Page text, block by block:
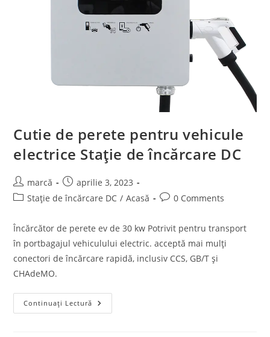
Cutie de perete pentru vehicule
electrice Stație de încărcare DC
marcă
aprilie 3, 2023
Stație de încărcare DC / Acasă 0 Comments
Încărcător de perete ev de 30 kw Potrivit pentru transport
în portbagajul vehiculului electric. acceptă mai mulți
conectori de încărcare rapidă, inclusiv CCS, GB/T și
CHAdeMO.
Continuați Lectură